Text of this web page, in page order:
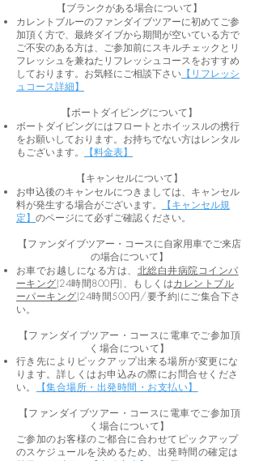
【ブランクがある場合について】
カレントブルーのファンダイブツアーに初めてご参
加頂く方で、最終ダイブから期間が空いている方で
ご不安のある方は、ご参加前にスキルチェックとリ
フレッシュを兼ねたリフレッシュコースをおすすめ
しております。お気軽にご相談下さい 【リフレッシ
ュコース詳細】
【ボートダイビングについて】
ボートダイビングにはフロートとホイッスルの携行
をお願いしております。お持ちでない方はレンタル
もございます。
【料金表】
【キャンセルについて】
​お申込後のキャンセルにつきましては、キャンセル
料が発生する場合がございます。
【キャンセル規
定】 のページにて必ずご確認ください。
【ファンダイブツアー・コースに自家用車でご来店
の場合について】
お車でお越しになる方は、 北総白井病院コインパ
ーキング(24時間800円)、 もしくはカレントブル
ーパーキング(24時間500円/要予約)にご集合下さ
い。
【ファンダイブツアー・コースに電車でご参加頂
く場合について】
​行き先によりピックアップ出来る場所が変更にな
ります。詳しくはお申込みの際にお問合せくださ
い。
【集合場所・出発時間・お支払い】
【ファンダイブツアー・コースに電車でご参加頂
く場合について】
ご参加のお客様のご都合に合わせてピックアップ
のスケジュールを決めるため、​出発時間の確定は